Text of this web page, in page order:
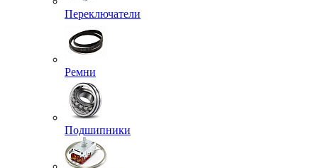
Переключатели
Ремни
Подшипники